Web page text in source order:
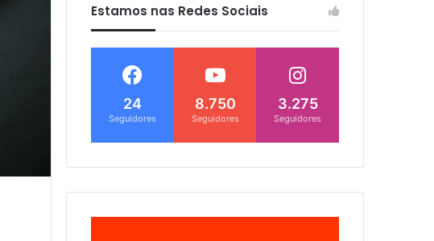
Estamos nas Redes Sociais
24
Seguidores
8.750
Seguidores
3.275
Seguidores